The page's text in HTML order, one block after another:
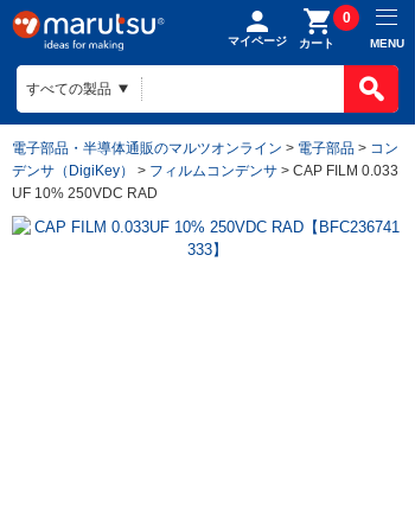
マイページ カート
0
MENU
電子部品・半導体通販のマルツオンライン > 電子部品 > コン
デンサ（DigiKey）
> フィルムコンデンサ > CAP FILM 0.033
UF 10% 250VDC RAD